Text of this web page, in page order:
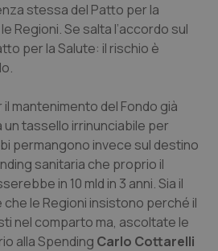
di Bolzano
di Trento
& Rettocolite Ulcerosa
patologie neurodegenerative
stessa del Patto per la
Regioni. Se salta l’accordo sul
per la Salute: il rischio è
mantenimento del Fondo già
tassello irrinunciabile per
permangono invece sul destino
sanitaria che proprio il
in 10 mld in 3 anni. Sia il
le Regioni insistono perché il
nel comparto ma, ascoltate le
alla Spending Carlo Cottarelli